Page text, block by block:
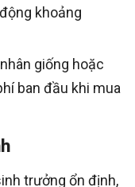
khoảng
giống hoặc
ban đầu khi mua
trưởng ổn định,